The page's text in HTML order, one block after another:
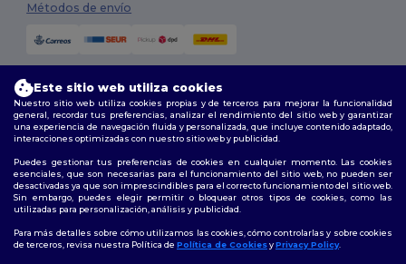
Métodos de envío
2026. Todos los derechos reservados
Términos y Condiciones
Política de personalización
Política de
Privacidad|Política de Cookies |Mapa del sitio
Síguenos
Este sitio web utiliza cookies
Nuestro sitio web utiliza cookies propias y de terceros para mejorar la funcionalidad
general, recordar tus preferencias, analizar el rendimiento del sitio web y garantizar
una experiencia de navegación fluida y personalizada, que incluye contenido adaptado,
interacciones optimizadas con nuestro sitio web y publicidad.
Puedes gestionar tus preferencias de cookies en cualquier momento. Las cookies
esenciales, que son necesarias para el funcionamiento del sitio web, no pueden ser
desactivadas ya que son imprescindibles para el correcto funcionamiento del sitio web.
Sin embargo, puedes elegir permitir o bloquear otros tipos de cookies, como las
utilizadas para personalización, análisis y publicidad.
Para más detalles sobre cómo utilizamos las cookies, cómo controlarlas y sobre cookies
de terceros, revisa nuestra Política de Política de CookiesyPrivacy Policy.